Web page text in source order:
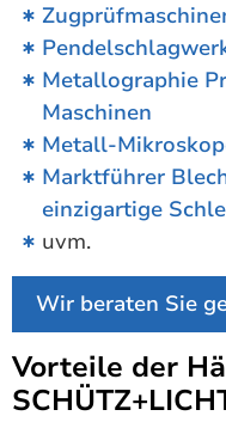
Metallographie
Maschinen
Metall-
Marktführer
einzigartige
uvm.
Wir beraten Sie
Vorteile der